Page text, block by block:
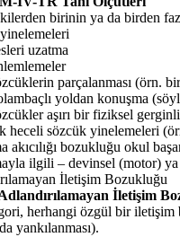
birinin ya da birden
uzatma
parçalanması (örn.
yoldan konuşma
aşırı bir fiziksel
heceli sözcük yinelemeleri
akıcılığı bozukluğu okul
ilgili – devinsel (motor) ya
İletişim Bozukluğu
İletişim
herhangi özgül bir iletişim
yankılanması).